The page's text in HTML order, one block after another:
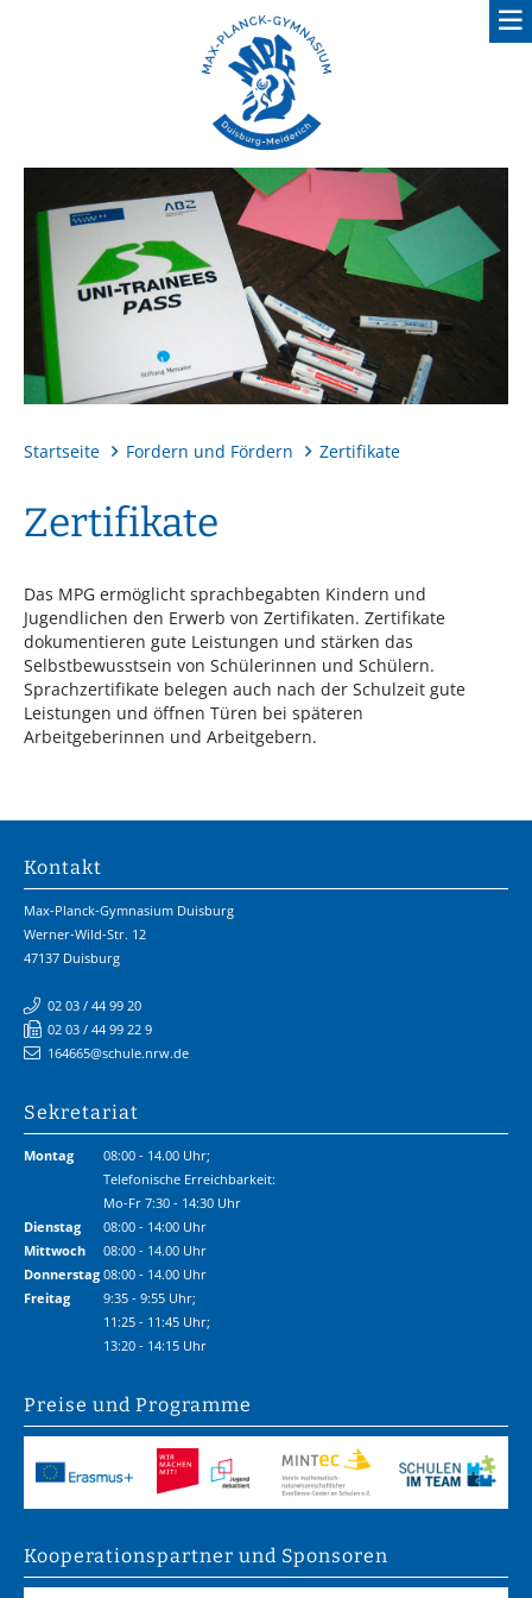
Fordern und Fördern
Startseite Fordern und Fördern Zertifikate
Zertifikate
Das MPG ermöglicht sprachbegabten Kindern und
Jugendlichen den Erwerb von Zertifikaten. Zertifikate
dokumentieren gute Leistungen und stärken das
Selbstbewusstsein von Schülerinnen und Schülern.
Sprachzertifikate belegen auch nach der Schulzeit gute
Leistungen und öffnen Türen bei späteren
Arbeitgeberinnen und Arbeitgebern.
Kontakt
Max-Planck-Gymnasium Duisburg
Werner-Wild-Str. 12
47137 Duisburg
02 03 / 44 99 20
02 03 / 44 99 22 9
164665@schule.nrw.de
Sekretariat
Montag
08:00 - 14.00 Uhr;
Telefonische Erreichbarkeit:
Mo-Fr 7:30 - 14:30 Uhr
Dienstag
08:00 - 14:00 Uhr
Mittwoch
08:00 - 14.00 Uhr
Donnerstag 08:00 - 14.00 Uhr
Freitag
9:35 - 9:55 Uhr;
11:25 - 11:45 Uhr;
13:20 - 14:15 Uhr
Preise und Programme
Kooperations­partner und Sponsoren